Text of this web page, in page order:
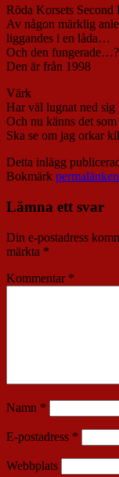
Röda Korsets
Av någon märklig
liggandes i en låda…
Och den
Den är från 1998
Värk
Har väl lugnat ned sig
Och nu känns det
Ska se om jag orkar
Detta inlägg
Bokmärk permalänken
Lämna ett svar
Din e-postadress
märkta *
Kommentar *
Namn *
E-postadress *
Webbplats